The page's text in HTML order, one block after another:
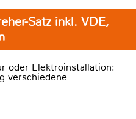
Satz inkl. VDE,
oder Elektroinstallation:
verschiedene